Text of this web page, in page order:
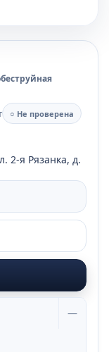
○ Не проверена
2-я Рязанка, д.
—